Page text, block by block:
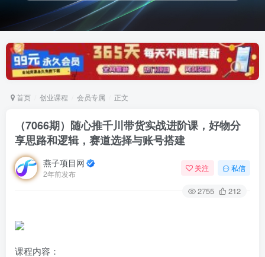
首页 创业课程 会员专属 正文
（7066期）随心推千川带货实战进阶课，好物分
享思路和逻辑，赛道选择与账号搭建
燕子项目网
2年前发布
关注 私信
2755 212
课程内容：